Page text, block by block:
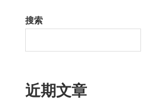
航
搜索
近期文章